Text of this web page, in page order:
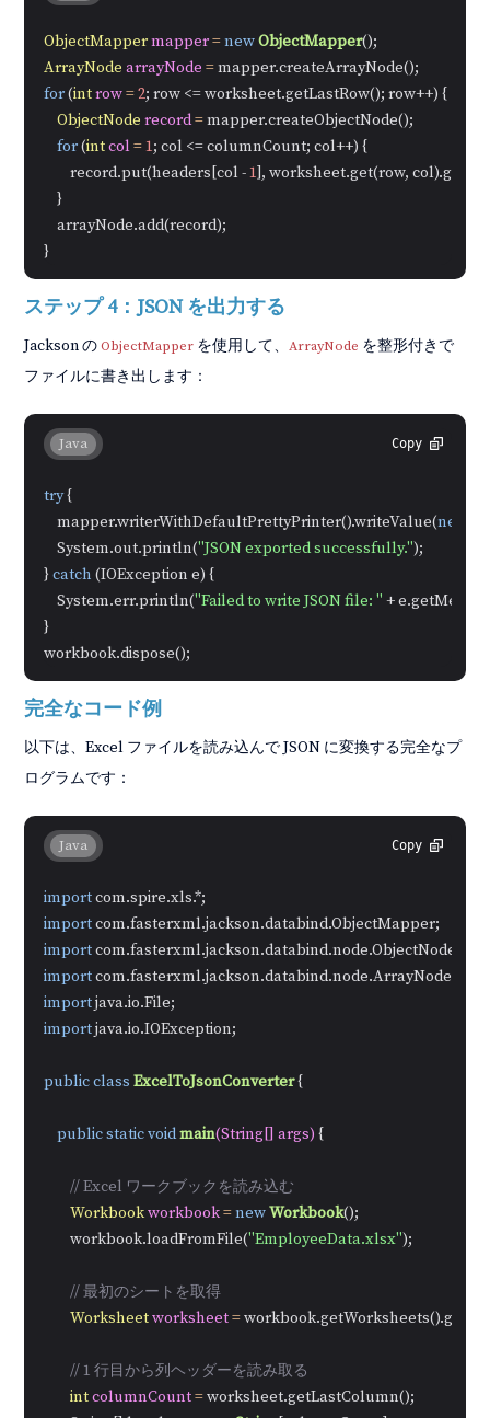
ObjectMappermapper=newObjectMapper
ArrayNode arrayNode =
for (introw=2; row <= worksheet.getLastRow(); row++) {
ObjectNode record= mapper.createObjectNode();
for (intcol=1; col <= columnCount; col++) {
        record.put(headers[col -
1], worksheet.get(row,
    }
    arrayNode.add(record);
ステップ 4：JSON を出力する
Jackson のObjectMapper を使用して、ArrayNode を整形付きで
ファイルに書き出します：
Copy
Java
try {
    mapper.writerWithDefaultPrettyPrinter().writeValue(
new
    System.out.println(
"JSON exported successfully.");
} catch (IOException e) {
    System.err.println(
"Failed to write JSON file: " +
}
完全なコード例
以下は、Excel ファイルを読み込んで JSON に変換する完全なプ
ログラムです：
Copy
Java
import
import
import
import
import
import java.io.IOException;
publicclass ExcelToJsonConverter {
publicstaticvoidmain(String[] args) {
// Excel ワークブックを読み込む
Workbookworkbook=newWorkbook();
        workbook.loadFromFile(
"EmployeeData.xlsx");
// 最初のシートを取得
Worksheetworksheet= workbook.getWorksheets().get(
// 1 行目から列ヘッダーを読み取る
intcolumnCount= worksheet.getLastColumn();